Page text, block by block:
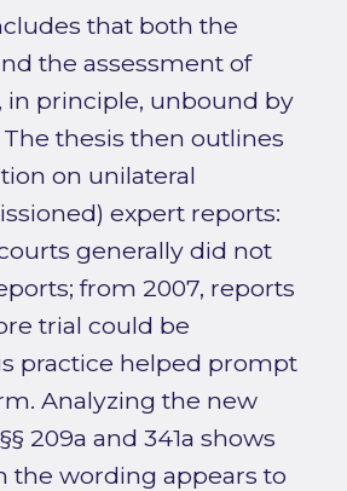
that both the
the assessment of
in principle, unbound by
thesis then outlines
on unilateral
expert reports:
generally did not
from 2007, reports
trial could be
practice helped prompt
Analyzing the new
209a and 341a shows
the wording appears to